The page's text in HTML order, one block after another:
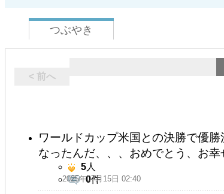
つぶやき
< 前へ
ワールドカップ米国との決勝で優
なったんだ、、、おめでとう、お幸
2025年07月15日 02:40
5人
0件